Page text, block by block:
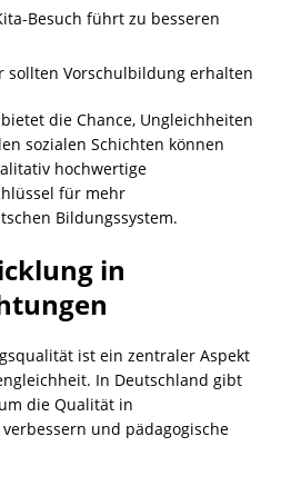
Besuch führt zu besseren
sollten Vorschulbildung erhalten
die Chance, Ungleichheiten
sozialen Schichten können
hochwertige
für mehr
Bildungssystem.
in
ist ein zentraler Aspekt
In Deutschland gibt
die Qualität in
und pädagogische